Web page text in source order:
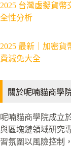
2025 台灣虛擬貨幣
全性分析
2025 最新｜加密
費減免大全
關於呢喃貓商學
呢喃貓商學院成立
與區塊鏈領域研究
習氛圍以風險控制